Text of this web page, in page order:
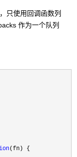
只使用回调函数列
作为一个队列
(fn) {